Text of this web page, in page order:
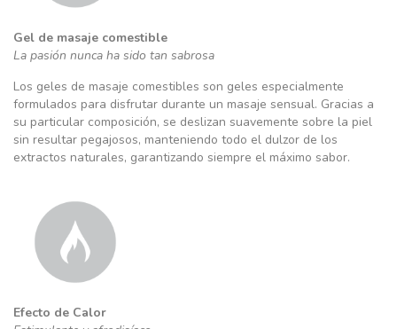
Gel de masaje comestible
La pasión nunca ha sido tan sabrosa
Los geles de masaje comestibles son geles especialmente
formulados para disfrutar durante un masaje sensual. Gracias a
su particular composición, se deslizan suavemente sobre la piel
sin resultar pegajosos, manteniendo todo el dulzor de los
extractos naturales, garantizando siempre el máximo sabor.
Efecto de Calor